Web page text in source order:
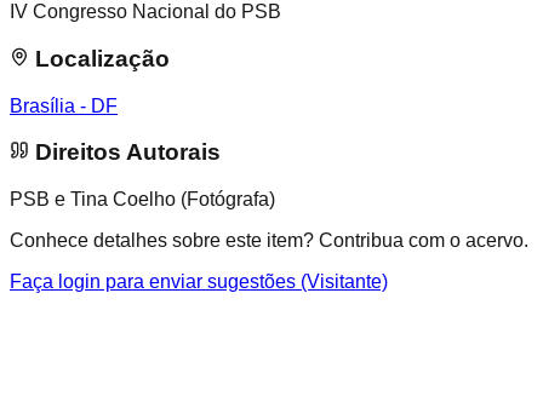
IV Congresso Nacional do PSB
Localização
Brasília - DF
Direitos Autorais
PSB e Tina Coelho (Fotógrafa)
Conhece detalhes sobre este item? Contribua com o acervo.
Faça login para enviar sugestões (Visitante)